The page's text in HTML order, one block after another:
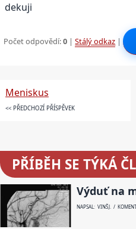
dekuji
Počet odpovědí:0 |Stálý odkaz |
Meniskus
<< PŘEDCHOZÍ PŘÍSPĚVEK
PŘÍBĚH SE TÝKÁ
Výduť na
NAPSAL: VINŠ J. /